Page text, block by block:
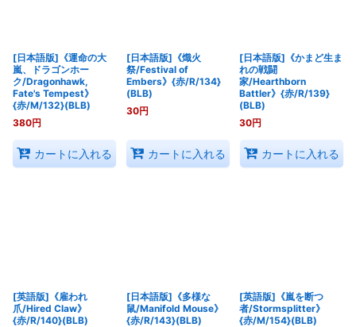
[日本語版]《運命の大
嵐、ドラゴンホー
ク/Dragonhawk,
Fate's Tempest》
{赤/M/132}(BLB)
380円
カートに入れる
[日本語版]《熾火
祭/Festival of
Embers》{赤/R/134}
(BLB)
30円
カートに入れる
[日本語版]《かまど生ま
れの戦闘
家/Hearthborn
Battler》{赤/R/139}
(BLB)
30円
カートに入れる
[英語版]《雇われ
爪/Hired Claw》
{赤/R/140}(BLB)
[日本語版]《多様な
鼠/Manifold Mouse》
{赤/R/143}(BLB)
[英語版]《嵐を断つ
者/Stormsplitter》
{赤/M/154}(BLB)